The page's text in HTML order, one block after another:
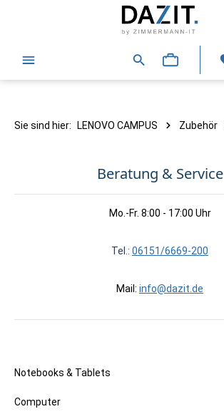
Sie sind hier: LENOVO CAMPUS Zubehör
Beratung & Service
Mo.-Fr. 8:00 - 17:00 Uhr
Tel.: 06151/6669-200
Mail: info@dazit.de
Notebooks & Tablets
Computer